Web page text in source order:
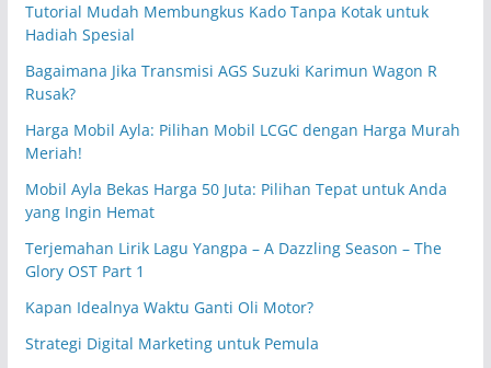
Tutorial Mudah Membungkus Kado Tanpa Kotak untuk
Hadiah Spesial
Bagaimana Jika Transmisi AGS Suzuki Karimun Wagon R
Rusak?
Harga Mobil Ayla: Pilihan Mobil LCGC dengan Harga Murah
Meriah!
Mobil Ayla Bekas Harga 50 Juta: Pilihan Tepat untuk Anda
yang Ingin Hemat
Terjemahan Lirik Lagu Yangpa – A Dazzling Season – The
Glory OST Part 1
Kapan Idealnya Waktu Ganti Oli Motor?
Strategi Digital Marketing untuk Pemula